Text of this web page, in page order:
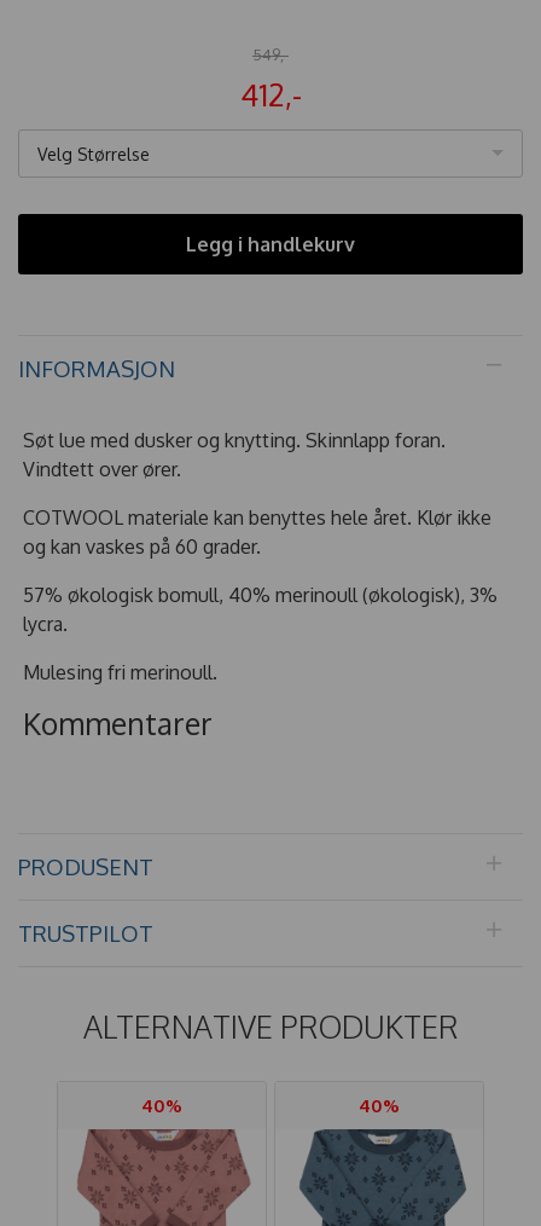
549,-
412,-
Velg Størrelse
Legg i handlekurv
INFORMASJON
Søt lue med dusker og knytting. Skinnlapp foran.
Vindtett over ører.
COTWOOL materiale kan benyttes hele året. Klør ikke
og kan vaskes på 60 grader.
57% økologisk bomull, 40% merinoull (økologisk), 3%
lycra.
Mulesing fri merinoull.
Kommentarer
PRODUSENT
TRUSTPILOT
ALTERNATIVE PRODUKTER
40% 40%